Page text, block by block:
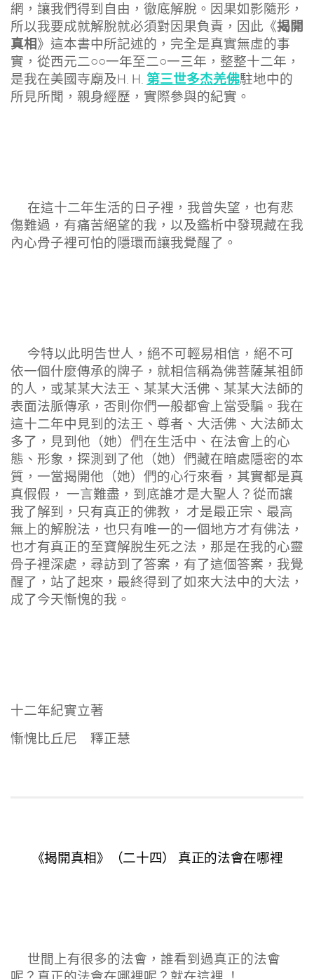
網，讓我們得到自由，徹底解脫。因果如影隨形，
所以我要成就解脫就必須對因果負責，因此《揭開
真相》這本書中所記述的，完全是真實無虛的事
實，從西元二○○一年至二○一三年，整整十二年，
是我在美國寺廟及H. H. 第三世多杰羌佛駐地中的
所見所聞，親身經歷，實際參與的紀實。
在這十二年生活的日子裡，我曾失望，也有悲
傷難過，有痛苦絕望的我，以及鑑析中發現藏在我
內心骨子裡可怕的隱環而讓我覺醒了。
今特以此明告世人，絕不可輕易相信，絕不可
依一個什麼傳承的牌子，就相信稱為佛菩薩某祖師
的人，或某某大法王、某某大活佛、某某大法師的
表面法脈傳承，否則你們一般都會上當受騙。我在
這十二年中見到的法王、尊者、大活佛、大法師太
多了，見到他（她）們在生活中、在法會上的心
態、形象，探測到了他（她）們藏在暗處隱密的本
質，一當揭開他（她）們的心行來看，其實都是真
真假假， 一言難盡，到底誰才是大聖人？從而讓
我了解到，只有真正的佛教， 才是最正宗、最高
無上的解脫法，也只有唯一的一個地方才有佛法，
也才有真正的至寶解脫生死之法，那是在我的心靈
骨子裡深處，尋訪到了答案，有了這個答案，我覺
醒了，站了起來，最終得到了如來大法中的大法，
成了今天慚愧的我。
十二年紀實立著
慚愧比丘尼 釋正慧
《揭開真相》（二十四） 真正的法會在哪裡
世間上有很多的法會，誰看到過真正的法會